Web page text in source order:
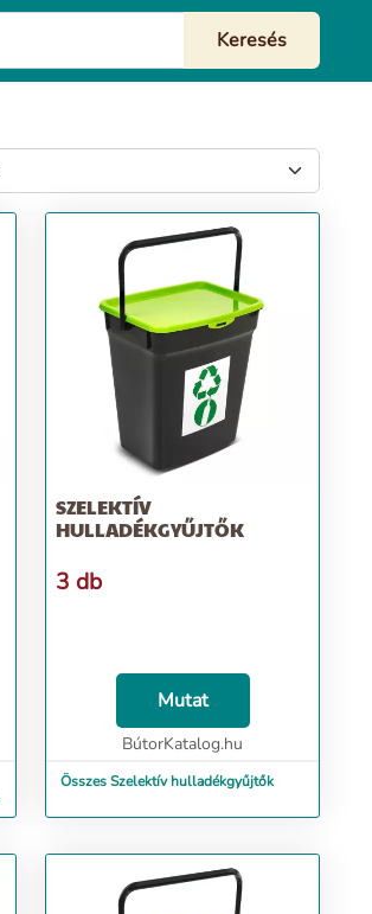
SZELEKTÍV
HULLADÉKGYŰJTŐK
3 db
Mutat
BútorKatalog.hu
Összes Szelektív hulladékgyűjtők